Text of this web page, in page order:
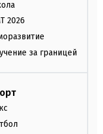
2026
за границей